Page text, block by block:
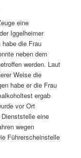
eine
Iggelheimer
die Frau
neben dem
werden. Laut
Weise die
habe er die Frau
ergab
vor Ort
eine
wegen
Führerscheinstelle